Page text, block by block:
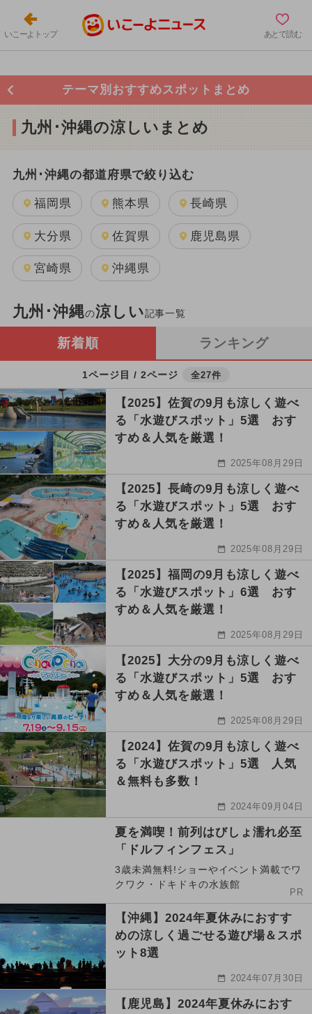
いこーよトップ あとで読む
テーマ別おすすめスポットまとめ
九州･沖縄の涼しいまとめ
九州･沖縄の都道府県で絞り込む
福岡県 熊本県 長崎県
大分県 佐賀県 鹿児島県
宮崎県 沖縄県
九州･沖縄の涼しい記事一覧
新着順 ランキング
1ページ目 / 2ページ 全27件
【2025】佐賀の9月も涼しく遊べ
る「水遊びスポット」5選 おす
すめ＆人気を厳選！
2025年08月29日
【2025】長崎の9月も涼しく遊べ
る「水遊びスポット」5選 おす
すめ＆人気を厳選！
2025年08月29日
【2025】福岡の9月も涼しく遊べ
る「水遊びスポット」6選 おす
すめ＆人気を厳選！
2025年08月29日
【2025】大分の9月も涼しく遊べ
る「水遊びスポット」5選 おす
すめ＆人気を厳選！
2025年08月29日
【2024】佐賀の9月も涼しく遊べ
る「水遊びスポット」5選 人気
＆無料も多数！
2024年09月04日
夏を満喫！前列はびしょ濡れ必至
「ドルフィンフェス」
3歳未満無料!ショーやイベント満載でワ
クワク・ドキドキの水族館
PR
【沖縄】2024年夏休みにおすす
めの涼しく過ごせる遊び場＆スポ
ット8選
2024年07月30日
【鹿児島】2024年夏休みにおす